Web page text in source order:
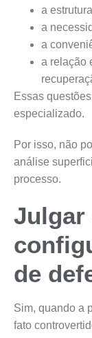
a
a
a
a relação
Essas
especializado.
Por isso, não
análise
processo.
Julgar
de
Sim, quando a
fato